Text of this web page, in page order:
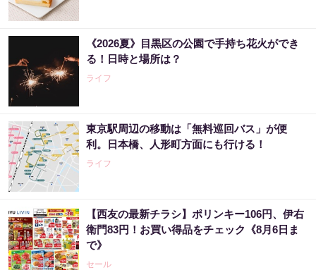
《2026夏》目黒区の公園で手持ち花火ができ
る！日時と場所は？
ライフ
東京駅周辺の移動は「無料巡回バス」が便
利。日本橋、人形町方面にも行ける！
ライフ
【西友の最新チラシ】ポリンキー106円、伊右
衛門83円！お買い得品をチェック《8月6日ま
で》
セール